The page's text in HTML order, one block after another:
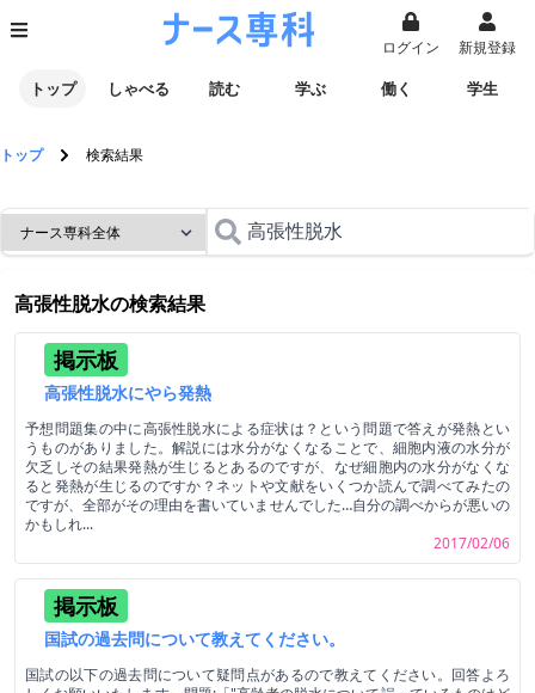
新規登録
ログイン
トップ しゃべる 読む 学ぶ 働く 学生
トップ 検索結果
高張性脱水の検索結果
掲示板
高張性脱水にやら発熱
予想問題集の中に高張性脱水による症状は？という問題で答えが発熱とい
うものがありました。解説には水分がなくなることで、細胞内液の水分が
欠乏しその結果発熱が生じるとあるのですが、なぜ細胞内の水分がなくな
ると発熱が生じるのですか？ネットや文献をいくつか読んで調べてみたの
ですが、全部がその理由を書いていませんでした…自分の調べからが悪いの
かもしれ...
2017/02/06
掲示板
国試の過去問について教えてください。
国試の以下の過去問について疑問点があるので教えてください。回答よろ